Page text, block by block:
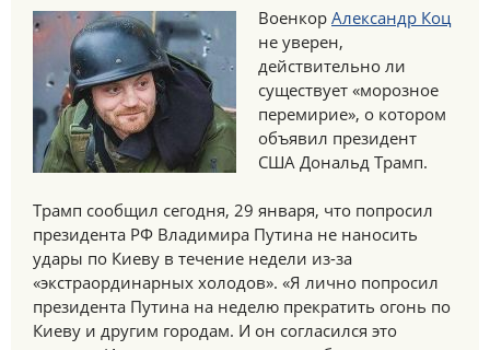
Военкор Александр Коц
не уверен,
действительно ли
существует «морозное
перемирие», о котором
объявил президент
США Дональд Трамп.
Трамп сообщил сегодня, 29 января, что попросил
президента РФ Владимира Путина не наносить
удары по Киеву в течение недели из-за
«экстраординарных холодов». «Я лично попросил
президента Путина на неделю прекратить огонь по
Киеву и другим городам. И он согласился это